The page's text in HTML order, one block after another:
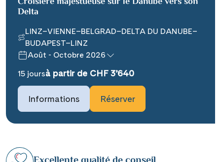
Delta
LINZ–VIENNE–BELGRAD–DELTA DU DANUBE–
BUDAPEST–LINZ
Août - Octobre 2026
15 joursà partir de CHF 3’640
Informations Réserver